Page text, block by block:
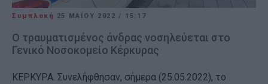
Συμπλοκή 25 ΜΑΪ́ΟΥ 2022/ 15:17
Ο τραυματισμένος άνδρας νοσηλεύεται στο
Γενικό Νοσοκομείο Κέρκυρας
ΚΕΡΚΥΡΑ. Συνελήφθησαν, σήμερα (25.05.2022), το